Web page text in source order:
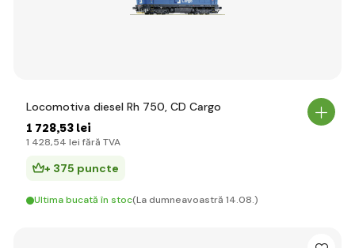
Locomotiva diesel Rh 750, CD Cargo
1 728,53 lei
1 428,54 lei fără TVA
+ 375 puncte
Ultima bucată în stoc(La dumneavoastră 14.08.)